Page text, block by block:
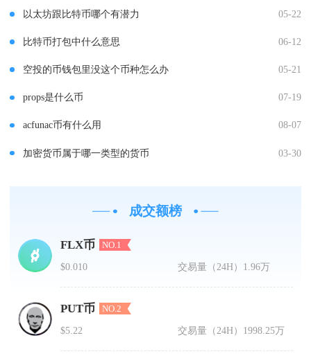
以太坊跟比特币哪个有潜力 05-22
比特币打包中什么意思 06-12
空投的币钱包里没这个币种怎么办 05-21
props是什么币 07-19
acfunac币有什么用 08-07
加密货币属于哪一类型的货币 03-30
成交额榜
FLX币 NO.1
$0.010 交易量（24H） 1.96万
PUT币 NO.2
$5.22 交易量（24H） 1998.25万